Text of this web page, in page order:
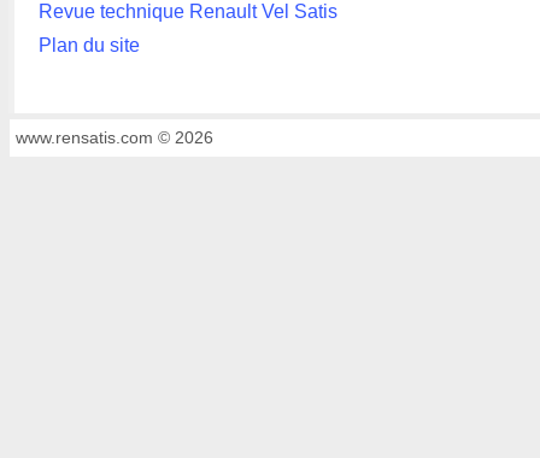
Revue technique Renault Vel Satis
Plan du site
www.rensatis.com © 2026